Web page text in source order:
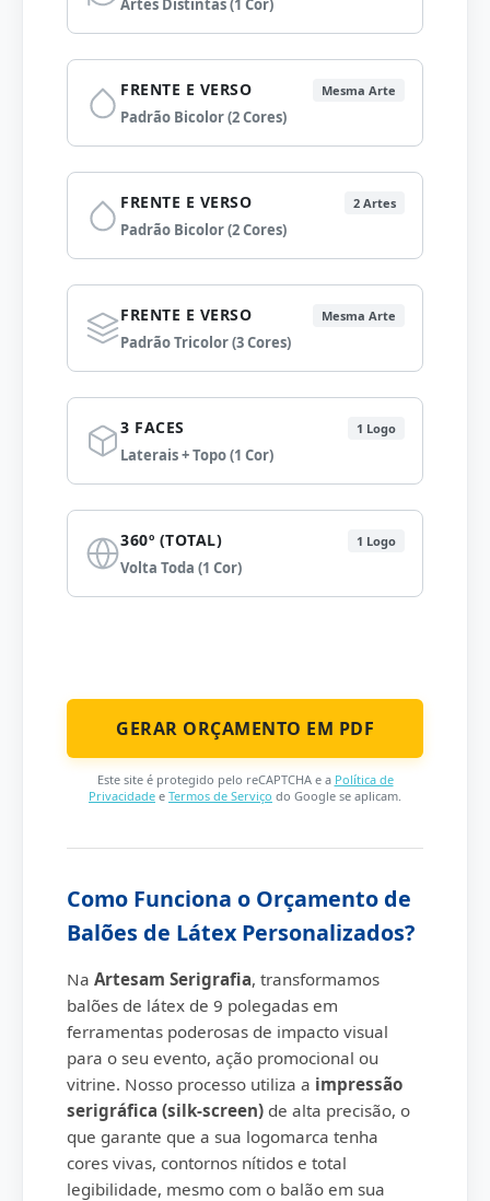
Artes Distintas (1 Cor)
FRENTE E VERSO Mesma Arte
Padrão Bicolor (2 Cores)
FRENTE E VERSO 2 Artes
Padrão Bicolor (2 Cores)
FRENTE E VERSO Mesma Arte
Padrão Tricolor (3 Cores)
3 FACES 1 Logo
Laterais + Topo (1 Cor)
360º (TOTAL) 1 Logo
Volta Toda (1 Cor)
Este site é protegido pelo reCAPTCHA e a Política de
Privacidade e Termos de Serviço do Google se aplicam.
Como Funciona o Orçamento de
Balões de Látex Personalizados?
Na Artesam Serigrafia, transformamos
balões de látex de 9 polegadas em
ferramentas poderosas de impacto visual
para o seu evento, ação promocional ou
vitrine. Nosso processo utiliza a impressão
serigráfica (silk-screen) de alta precisão, o
que garante que a sua logomarca tenha
cores vivas, contornos nítidos e total
legibilidade, mesmo com o balão em sua